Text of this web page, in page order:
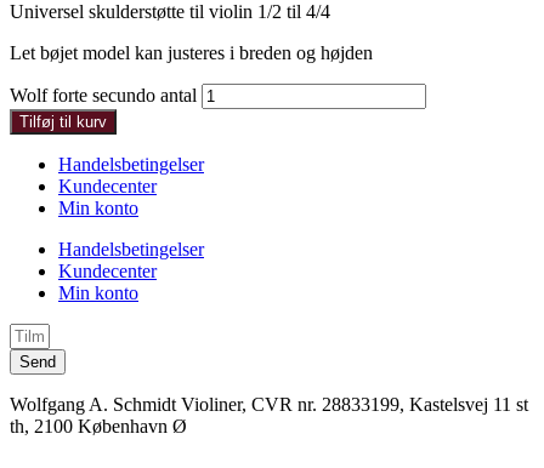
Universel skulderstøtte til violin 1/2 til 4/4
Let bøjet model kan justeres i breden og højden
Wolf forte secundo antal
Tilføj til kurv
Handelsbetingelser
Kundecenter
Min konto
Handelsbetingelser
Kundecenter
Min konto
Send
Wolfgang A. Schmidt Violiner, CVR nr. 28833199, Kastelsvej 11 st
th, 2100 København Ø